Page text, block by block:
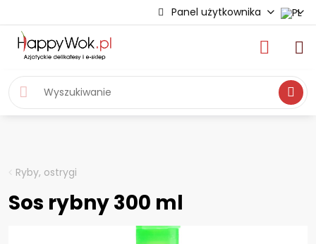
Panel użytkownika
Ryby, ostrygi
Sos rybny 300 ml